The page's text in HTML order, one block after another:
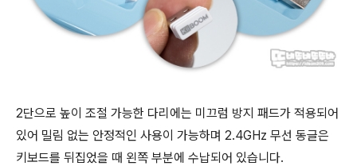
2단으로 높이 조절 가능한 다리에는 미끄럼 방지 패드가 적용되어
있어 밀림 없는 안정적인 사용이 가능하며 2.4GHz 무선 동글은
키보드를 뒤집었을 때 왼쪽 부분에 수납되어 있습니다.